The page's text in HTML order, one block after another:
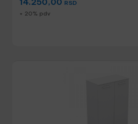
RSD
+ 20% pdv